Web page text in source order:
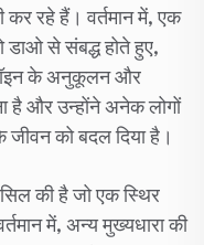
कर रहे हैं। वर्तमान में, एक
डाओ से संबद्ध होते हुए,
के अनुकूलन और
है और उन्होंने अनेक लोगों
जीवन को बदल दिया है।
की है जो एक स्थिर
में, अन्य मुख्यधारा की